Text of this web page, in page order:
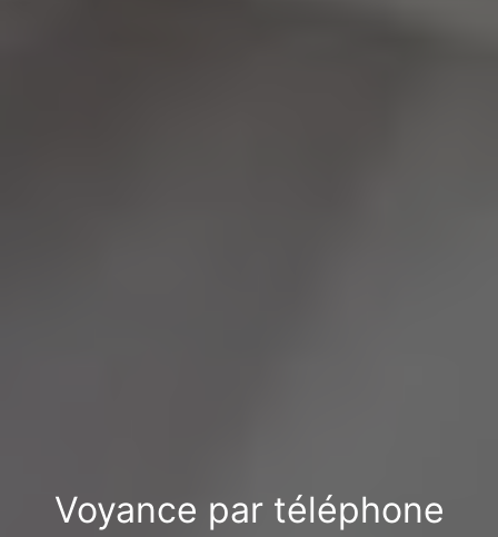
Voyance par téléphone